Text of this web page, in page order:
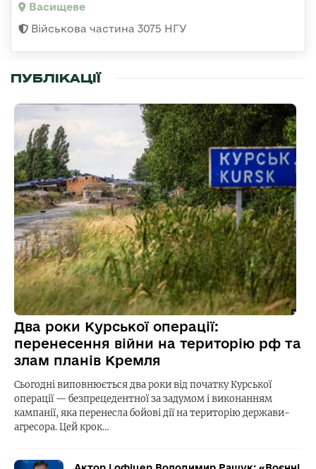
Васищеве
Військова частина 3075 НГУ
ПУБЛІКАЦІЇ
Два роки Курської операції:
перенесення війни на територію рф та
злам планів Кремля
Сьогодні виповнюється два роки від початку Курської
операції — безпрецедентної за задумом і виконанням
кампанії, яка перенесла бойові дії на територію держави-
агресора. Цей крок…